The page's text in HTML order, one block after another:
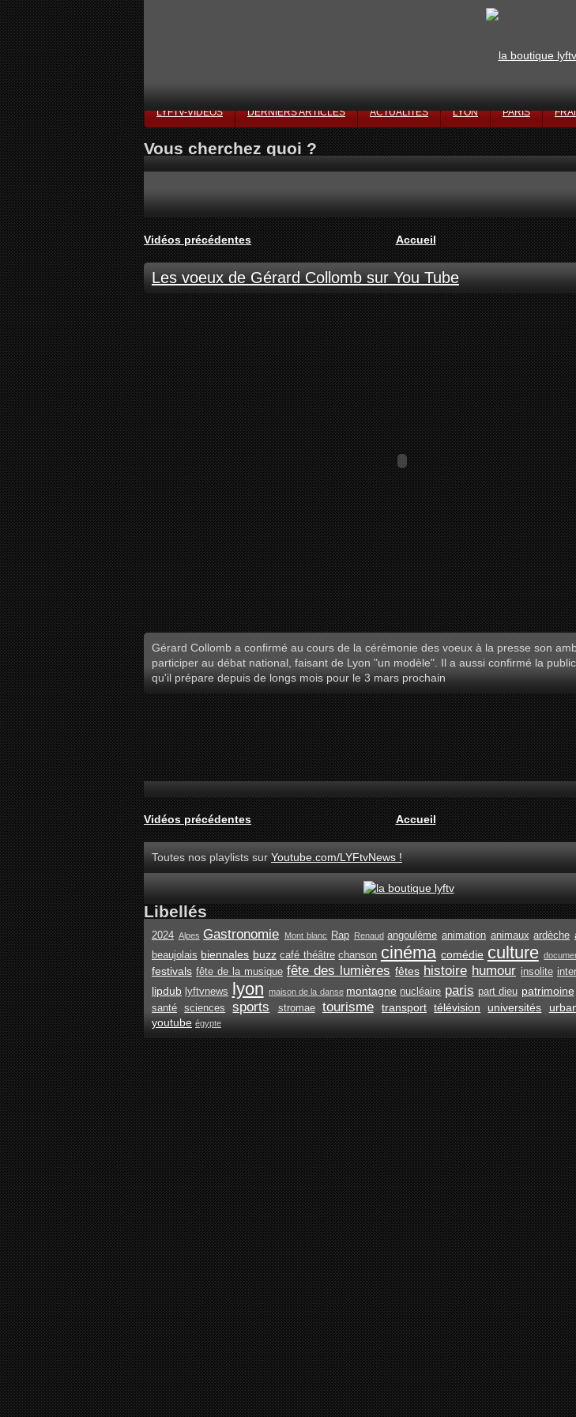
LYFTV-VIDÉOS DERNIERS ARTICLES ACTUALITÉS LYON PARIS
Vous cherchez quoi ?
Vidéos précédentes Accueil
Les voeux de Gérard Collomb sur You Tube
Gérard Collomb a confirmé au cours de la cérémonie des voeux à la presse son
participer au débat national, faisant de Lyon "un modèle". Il a aussi confirmé la
qu'il prépare depuis de longs mois pour le 3 mars prochain
Vidéos précédentes Accueil
Toutes nos playlists sur Youtube.com/LYFtvNews !
Libellés
2024 Alpes Gastronomie Mont blanc Rap Renaud angoulème animation animaux ardèche
beaujolais biennales buzz café théâtre chanson cinéma comédie culture
festivals fête de la musique fête des lumières fêtes histoire humour insolite
lipdub lyftvnews lyon maison de la danse montagne nucléaire paris part dieu patrimoine
santé sciences sports stromae tourisme transport télévision universités
youtube égypte